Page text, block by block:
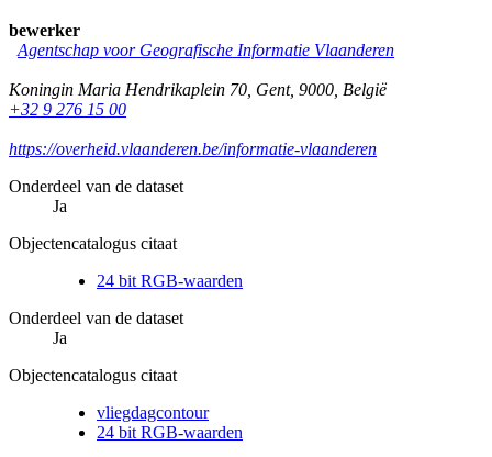
bewerker
Agentschap voor Geografische Informatie Vlaanderen
Koningin Maria Hendrikaplein 70 Gent, 9000 België
+32 9 276 15 00
https://overheid.vlaanderen.be/informatie-vlaanderen
Onderdeel van de dataset
Ja
Objectencatalogus citaat
24 bit RGB-waarden
Onderdeel van de dataset
Ja
Objectencatalogus citaat
vliegdagcontour
24 bit RGB-waarden